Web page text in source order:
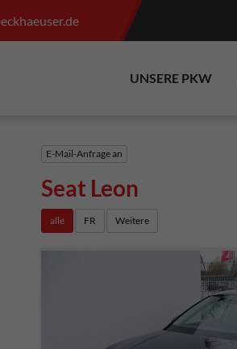
UNSERE PKW
E-Mail-Anfrage an
Seat Leon
alle FR Weitere